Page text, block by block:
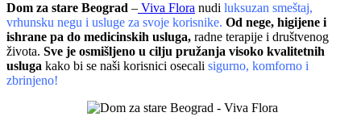
Dom za stare Beograd – Viva Flora nudi luksuzan smeštaj,
vrhunsku negu i usluge za svoje korisnike. Od nege, higijene i
ishrane pa do medicinskih usluga, radne terapije i društvenog
života. Sve je osmišljeno u cilju pružanja visoko kvalitetnih
usluga kako bi se naši korisnici osecali sigurno, komforno i
zbrinjeno!